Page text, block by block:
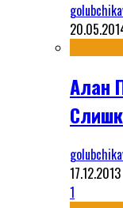
Алан
17.12.2013
1